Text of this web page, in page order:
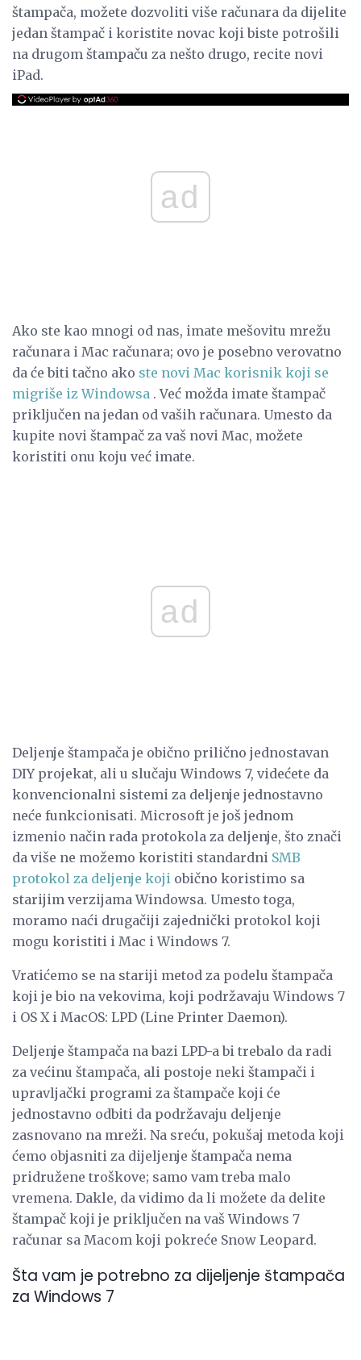
štampača, možete dozvoliti više računara da dijelite
jedan štampač i koristite novac koji biste potrošili
na drugom štampaču za nešto drugo, recite novi
iPad.
ad
Ako ste kao mnogi od nas, imate mešovitu mrežu
računara i Mac računara; ovo je posebno verovatno
da će biti tačno ako ste novi Mac korisnik koji se
migriše iz Windowsa . Već možda imate štampač
priključen na jedan od vaših računara. Umesto da
kupite novi štampač za vaš novi Mac, možete
koristiti onu koju već imate.
ad
Deljenje štampača je obično prilično jednostavan
DIY projekat, ali u slučaju Windows 7, videćete da
konvencionalni sistemi za deljenje jednostavno
neće funkcionisati. Microsoft je još jednom
izmenio način rada protokola za deljenje, što znači
da više ne možemo koristiti standardni SMB
protokol za deljenje koji obično koristimo sa
starijim verzijama Windowsa. Umesto toga,
moramo naći drugačiji zajednički protokol koji
mogu koristiti i Mac i Windows 7.
Vratićemo se na stariji metod za podelu štampača
koji je bio na vekovima, koji podržavaju Windows 7
i OS X i MacOS: LPD (Line Printer Daemon).
Deljenje štampača na bazi LPD-a bi trebalo da radi
za većinu štampača, ali postoje neki štampači i
upravljački programi za štampače koji će
jednostavno odbiti da podržavaju deljenje
zasnovano na mreži. Na sreću, pokušaj metoda koji
ćemo objasniti za dijeljenje štampača nema
pridružene troškove; samo vam treba malo
vremena. Dakle, da vidimo da li možete da delite
štampač koji je priključen na vaš Windows 7
računar sa Macom koji pokreće Snow Leopard.
Šta vam je potrebno za dijeljenje štampača
za Windows 7